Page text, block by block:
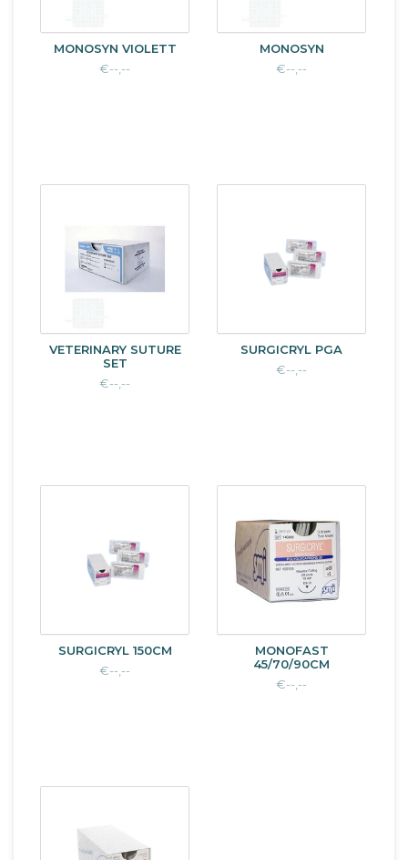
MONOSYN VIOLETT
€--,--
MONOSYN
€--,--
VETERINARY SUTURE
SET
€--,--
SURGICRYL PGA
€--,--
SURGICRYL 150CM
€--,--
MONOFAST
45/70/90CM
€--,--